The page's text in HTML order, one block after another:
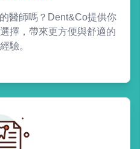
醫師嗎？Dent&Co提供你
擇，帶來更方便與舒適的
驗。